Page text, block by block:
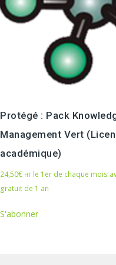
Protégé : Pack
Management Vert
académique)
24,50€ HT le 1er de chaque mois
gratuit de 1 an
S'abonner